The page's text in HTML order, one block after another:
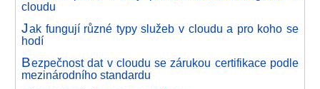
cloudu
Jak fungují různé typy služeb v cloudu a pro koho se
hodí
Bezpečnost dat v cloudu se zárukou certifikace podle
mezinárodního standardu